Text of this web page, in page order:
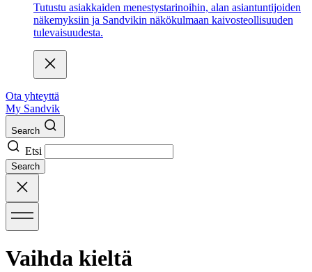
Tutustu asiakkaiden menestystarinoihin, alan asiantuntijoiden
näkemyksiin ja Sandvikin näkökulmaan kaivosteollisuuden
tulevaisuudesta.
Ota yhteyttä
My Sandvik
Search
Etsi
Search
Vaihda kieltä